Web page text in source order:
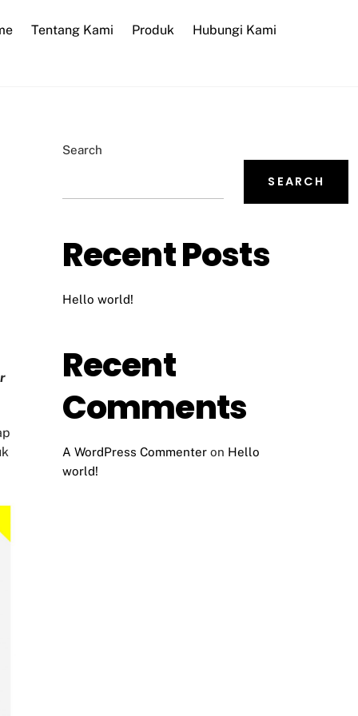
Tentang Kami Produk Hubungi Kami
Search
SEARCH
Recent Posts
Hello world!
Recent
Comments
A WordPress Commenteron Hello
world!